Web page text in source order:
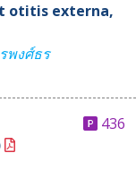
otitis externa,
พงศ์ธร
436